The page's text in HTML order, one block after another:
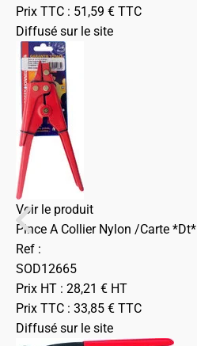
Prix TTC : 51,59 € TTC
Diffusé sur le site
Voir le produit
Pince A Collier Nylon /Carte *Dt*
Ref :
SOD12665
Prix HT : 28,21 € HT
Prix TTC : 33,85 € TTC
Diffusé sur le site